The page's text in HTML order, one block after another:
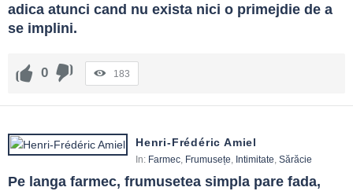
adica atunci cand nu exista nici o primejdie de a
se implini.
0 183
Henri-Frédéric Amiel
In: Farmec, Frumusețe, Intimitate, Sărăcie
Pe langa farmec, frumusetea simpla pare fada,